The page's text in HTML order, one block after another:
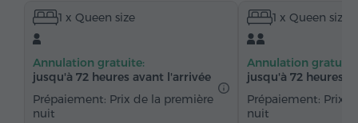
Chaussons (sur demande) Sèche-cheveux
Chauffage
Coffre-fort Téléphone
Chaînes satellite
Eau embouteillée
1 x Queen size
Annulation gratuite:
jusqu'à 72 heures avant l'arrivée
Prépaiement: Prix de la première
nuit
1 x Queen size
Annulation gratuite:
jusqu'à 72 heures
Prépaiement: Prix
nuit